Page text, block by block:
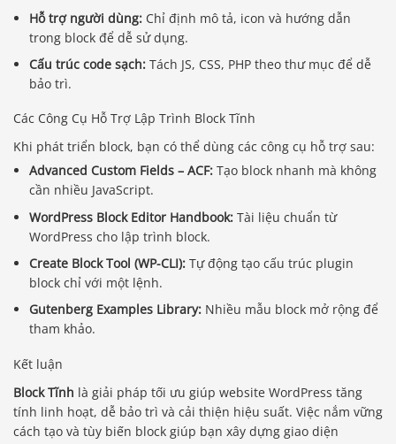
Hỗ trợ người dùng: Chỉ định mô tả, icon và hướng dẫn
trong block để dễ sử dụng.
Cấu trúc code sạch: Tách JS, CSS, PHP theo thư mục để dễ
bảo trì.
Các Công Cụ Hỗ Trợ Lập Trình Block Tĩnh
Khi phát triển block, bạn có thể dùng các công cụ hỗ trợ sau:
Advanced Custom Fields – ACF: Tạo block nhanh mà không
cần nhiều JavaScript.
WordPress Block Editor Handbook: Tài liệu chuẩn từ
WordPress cho lập trình block.
Create Block Tool (WP-CLI): Tự động tạo cấu trúc plugin
block chỉ với một lệnh.
Gutenberg Examples Library: Nhiều mẫu block mở rộng để
tham khảo.
Kết luận
Block Tĩnh là giải pháp tối ưu giúp website WordPress tăng
tính linh hoạt, dễ bảo trì và cải thiện hiệu suất. Việc nắm vững
cách tạo và tùy biến block giúp bạn xây dựng giao diện